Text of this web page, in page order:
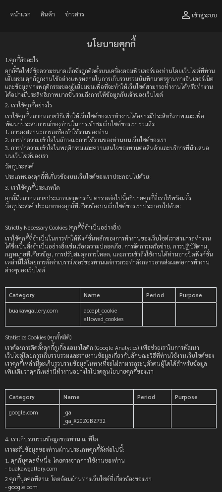
หน้าแรก สินค้า ข่าวสาร person_outline เข้าสู่ระบบ
นโยบายคุกกี้
1.คุกกี้คืออะไร
คุกกี้คือไฟล์ข้อความขนาดเล็กซึ่งถูกติดตั้งบนเครื่องคอมพิวเตอร์ของท่านโดยเว็บไซต์ที่ท่าน
เยี่ยมชม คุกกี้ถูกงานใช้อย่างแพร่หลายในการเก็บรวบรวมบันทึกมาตรฐานทางอินเตอร์เน็ต
และข้อมูลทางพฤติกรรมของผู้เยี่ยมชมเพื่อที่จะทำให้เว็บไซต์สามารถทำงานได้หรือทำงาน
ได้อย่างมีประสิทธิภาพมากขึ้นรวมถึงการให้ข้อมูลกับเจ้าของเว็บไซต์
2. เราใช้คุกกี้อย่างไร
เราใช้คุกกี้หลากหลายวิธีเพื่อให้เว็บไซต์ของเราทำงานได้อย่างมีประสิทธิภาพและเพื่อ
พัฒนาประสบการณ์ของท่านในการเข้าชมเว็บไซต์ของเรา รวมถึง:
1. การคงสถานะการลงชื่อเข้าใช้งานของท่าน
2. การทำความเข้าใจในลักษณะการใช้งานของท่านบนเว็บไซต์ของเรา
3. การทำความเข้าใจในพฤติกรรมและความสนใจของท่านต่อสินค้าและบริการที่นำเสนอ
บนเว็บไซต์ของเรา
วัตถุประสงค์
ประเภทของคุกกี้ที่เกี่ยวข้องบนเว็บไซต์ของเราประกอบไปด้วย:
3. เราใช้คุกกี้ประเภทใด
คุกกี้มีหลากหลายประเภทแตกต่างกัน ตารางต่อไปนี้อธิบายคุกกี้ที่เราใช้พร้อมทั้ง
วัตถุประสงค์ ประเภทของคุกกี้ที่เกี่ยวข้องบนเว็บไซต์ของเราประกอบไปด้วย:
Strictly Necessary Cookies (คุกกี้ที่จำเป็นอย่างยิ่ง)
เราใช้คุกกี้ที่จำเป็นในการทำให้ฟังก์ชั่นหลักของการทำงานของเว็บไซต์เราสามารถทำงาน
ได้ซึ่งเป็นสิ่งจำเป็นอย่างยิ่งเช่นเรื่องความปลอดภัย, การจัดการเครือข่าย, การปฏิบัติตาม
กฎหมายที่เกี่ยวข้อง, การปรับสมดุลการโหลด, และการเข้าถึงใช้งานได้ท่านอาจปิดฟังก์ชั่น
เหล่านี้ได้โดยการตั้งค่าเบราว์เซอร์ของท่านแต่การกระทำดังกล่าวอาจส่งผลต่อการทำงาน
ต่างๆของเว็บไซต์
Category Name Period Purpose
buakawgallery.com
accept_cookie
allowed_cookies
Statistics Cookies (คุกกี้สถิติ)
เราต้องการติดตั้งคุกกี้กูเกิ้ลแอนาไลติก (Google Analytics) เพื่อช่วยเราในการพัฒนา
เว็บไซต์โดยการเก็บรวบรวมและรายงานข้อมูลเกี่ยวกับลักษณะวิธีที่ท่านใช้งานเว็บไซต์ของ
เราคุกกี้เหล่านี้จะเก็บรวบรวมข้อมูลในทางที่จะไม่สามารถระบุตัวตนผู้ใดได้สำหรับข้อมูล
เพิ่มเติมว่าคุกกี้เหล่านี้ทำงานอย่างไรโปรดดูนโยบายคุกกี้ของเรา
Category Name Period Purpose
google.com
_ga
_ga_X20ZGBZ732
4. เราเก็บรวบรวมข้อมูลของท่าน ณ ที่ใด
เราจะรับข้อมูลของท่านผ่านประเภทคุกกี้ดังต่อไปนี้:-
1. คุกกี้บุคคลที่หนึ่ง: โดยตรงจากการใช้งานของท่าน
- buakawgallery.com
2 คุกกี้บุคคลที่สาม: โดยอ้อมผ่านทางเว็บไซต์ที่เกี่ยวข้องของเรา
- google.com